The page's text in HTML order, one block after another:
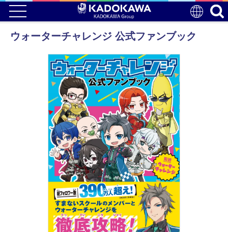
ウォーターチャレンジ 公式ファンブック